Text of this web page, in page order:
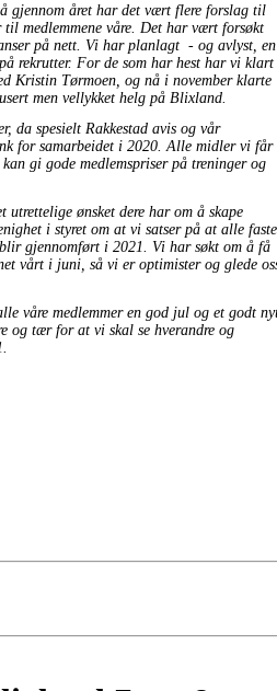
gjennom året har det vært flere forslag til
medlemmene våre. Det har vært forsøkt
på nett. Vi har planlagt - og avlyst, en
rekrutter. For de som har hest har vi klart
Kristin Tørmoen, og nå i november klarte
men vellykket helg på Blixland.
da spesielt Rakkestad avis og vår
for samarbeidet i 2020. Alle midler vi får
gi gode medlemspriser på treninger og
utrettelige ønsket dere har om å skape
i styret om at vi satser på at alle faste
gjennomført i 2021. Vi har søkt om å få
vårt i juni, så vi er optimister og glede
våre medlemmer en god jul og et godt
og tær for at vi skal se hverandre og